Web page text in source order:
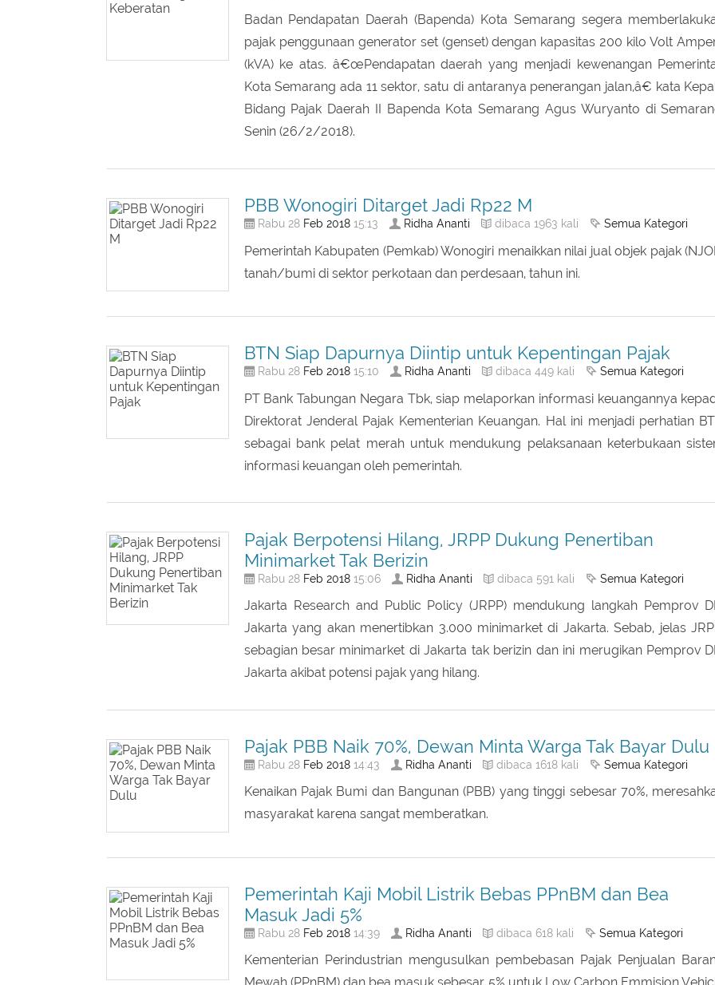
Semarang Pajaki Genset, Pengusaha Keberatan
Rabu 28Feb 201815:24 Ridha Ananti dibaca 1363 kali Semua Kategori
Badan Pendapatan Daerah (Bapenda) Kota Semarang segera
pajak penggunaan generator set (genset) dengan kapasitas 200 kilo Volt
(kVA) ke atas. â€œPendapatan daerah yang menjadi kewenangan
Kota Semarang ada 11 sektor, satu di antaranya penerangan jalan,â€ kata
PBB Wonogiri Ditarget Jadi Rp22 M
Rabu 28Feb 201815:13 Ridha Ananti dibaca 1963 kali
tanah/bumi di sektor perkotaan dan perdesaan, tahun ini.
BTN Siap Dapurnya Diintip untuk Kepentingan Pajak
Rabu 28 Feb 201815:10 Ridha Ananti dibaca 449 kali Semua Kategori
PT Bank Tabungan Negara Tbk, siap melaporkan informasi keuangannya
Direktorat Jenderal Pajak Kementerian Keuangan. Hal ini menjadi perhatian
Pajak Berpotensi Hilang, JRPP Dukung Penertiban
Minimarket Tak Berizin
Rabu 28Feb 201815:06 Ridha Ananti dibaca 591 kali Semua Kategori
Jakarta Research and Public Policy (JRPP) mendukung langkah Pemprov
Jakarta yang akan menertibkan 3.000 minimarket di Jakarta. Sebab, jelas
Pajak PBB Naik 70%, Dewan Minta Warga Tak Bayar Dulu
Rabu 28Feb 201814:43 Ridha Ananti
masyarakat karena sangat memberatkan.
Pemerintah Kaji Mobil Listrik Bebas PPnBM dan Bea
Masuk Jadi 5%
Rabu 28Feb 201814:39 Ridha Ananti dibaca 618 kali Semua Kategori